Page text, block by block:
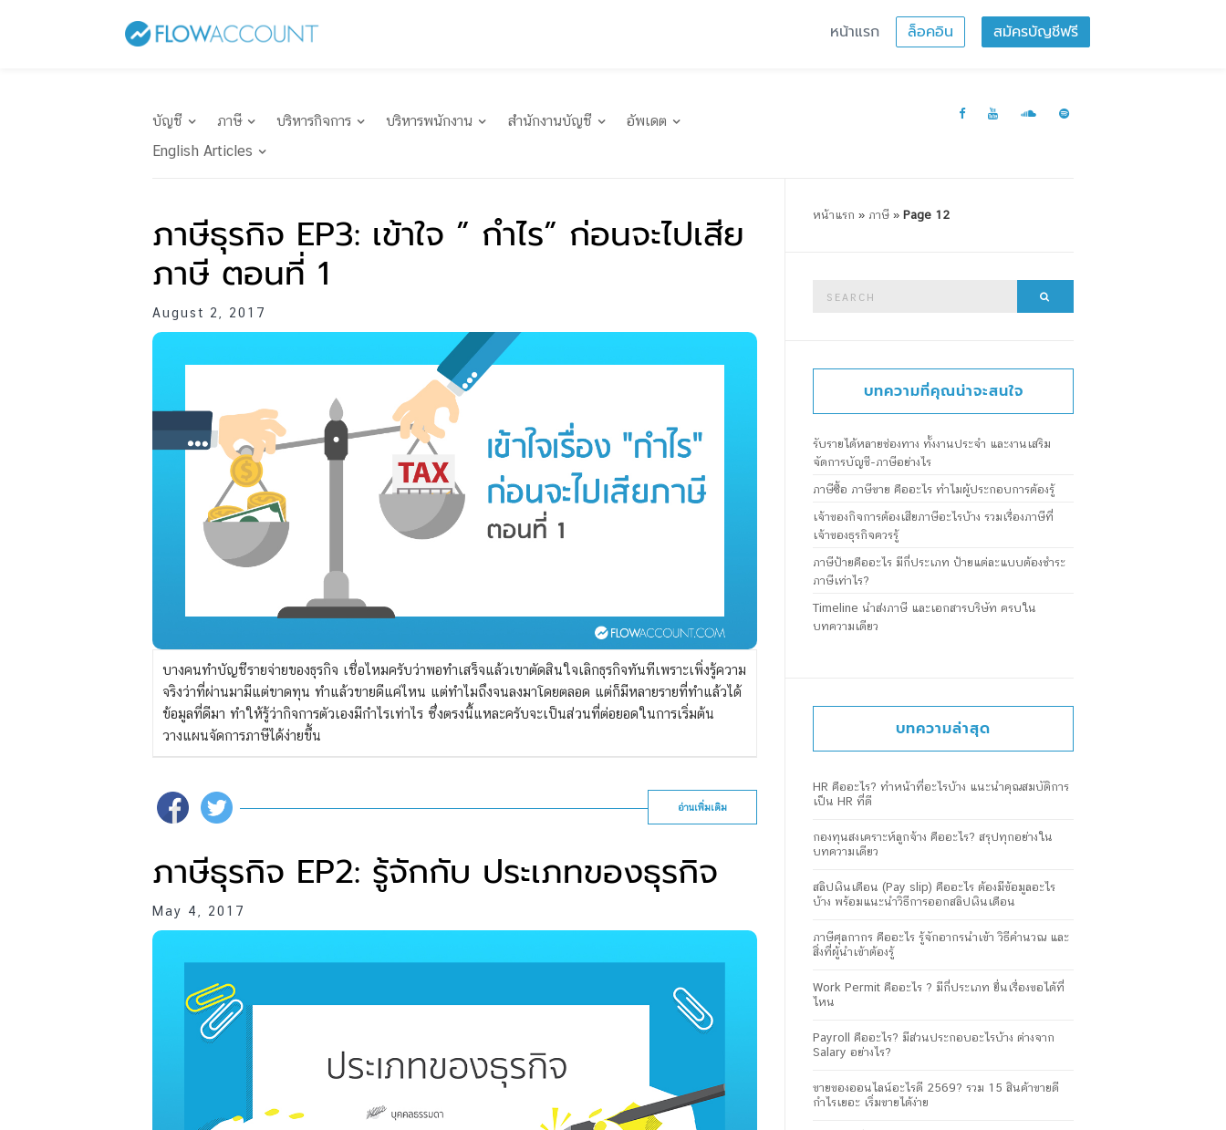
หน้าแรก ล็อคอิน สมัครบัญชีฟรี
บัญชี ภาษี บริหารกิจการ บริหารพนักงาน สำนักงานบัญชี
อัพเดต
English Articles
ภาษีธุรกิจ EP3: เข้าใจ ” กำไร” ก่อนจะไปเสีย
ภาษี ตอนที่ 1
August 2, 2017
บางคนทำบัญชีรายจ่ายของธุรกิจ เชื่อไหมครับว่าพอทำเสร็จแล้วเขาตัดสินใจเลิกธุรกิจทันทีเพราะเพิ่งรู้ความ
จริงว่าที่ผ่านมามีแต่ขาดทุน ทำแล้วขายดีแค่ไหน แต่ทำไมถึงจนลงมาโดยตลอด แต่ก็มีหลายรายที่ทำแล้วได้
ข้อมูลที่ดีมา ทำให้รู้ว่ากิจการตัวเองมีกำไรเท่าไร ซึ่งตรงนี้แหละครับจะเป็นส่วนที่ต่อยอดในการเริ่มต้น
วางแผนจัดการภาษีได้ง่ายขึ้น
อ่านเพิ่มเติม
ภาษีธุรกิจ EP2: รู้จักกับ ประเภทของธุรกิจ
May 4, 2017
หน้าแรก » ภาษี » Page 12
บทความที่คุณน่าจะสนใจ
รับรายได้หลายช่องทาง ทั้งงานประจำ และงานเสริม
จัดการบัญชี-ภาษีอย่างไร
ภาษีซื้อ ภาษีขาย คืออะไร ทำไมผู้ประกอบการต้องรู้
เจ้าของกิจการต้องเสียภาษีอะไรบ้าง รวมเรื่องภาษีที่
เจ้าของธุรกิจควรรู้
ภาษีป้ายคืออะไร มีกี่ประเภท ป้ายแต่ละแบบต้องชำระ
ภาษีเท่าไร?
Timeline นำส่งภาษี และเอกสารบริษัท ครบใน
บทความเดียว
บทความล่าสุด
HR คืออะไร? ทำหน้าที่อะไรบ้าง แนะนำคุณสมบัติการ
เป็น HR ที่ดี
กองทุนสงเคราะห์ลูกจ้าง คืออะไร? สรุปทุกอย่างใน
บทความเดียว
สลิปเงินเดือน (Pay slip) คืออะไร ต้องมีข้อมูลอะไร
บ้าง พร้อมแนะนำวิธีการออกสลิปเงินเดือน
ภาษีศุลกากร คืออะไร รู้จักอากรนำเข้า วิธีคำนวณ และ
สิ่งที่ผู้นำเข้าต้องรู้
Work Permit คืออะไร ? มีกี่ประเภท ยื่นเรื่องขอได้ที่
ไหน
Payroll คืออะไร? มีส่วนประกอบอะไรบ้าง ต่างจาก
Salary อย่างไร?
ขายของออนไลน์อะไรดี 2569? รวม 15 สินค้าขายดี
กำไรเยอะ เริ่มขายได้ง่าย